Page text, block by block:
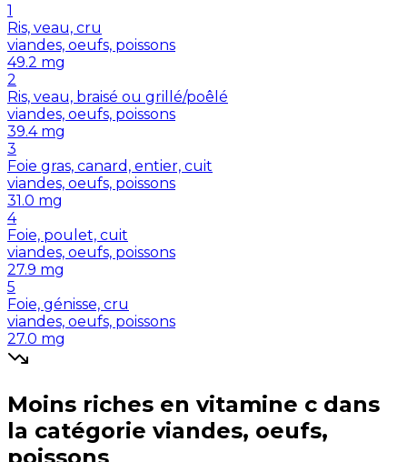
1
Ris, veau, cru
viandes, oeufs, poissons
49.2 mg
2
Ris, veau, braisé ou grillé/poêlé
viandes, oeufs, poissons
39.4 mg
3
Foie gras, canard, entier, cuit
viandes, oeufs, poissons
31.0 mg
4
Foie, poulet, cuit
viandes, oeufs, poissons
27.9 mg
5
Foie, génisse, cru
viandes, oeufs, poissons
27.0 mg
Moins riches en vitamine c dans
la catégorie viandes, oeufs,
poissons